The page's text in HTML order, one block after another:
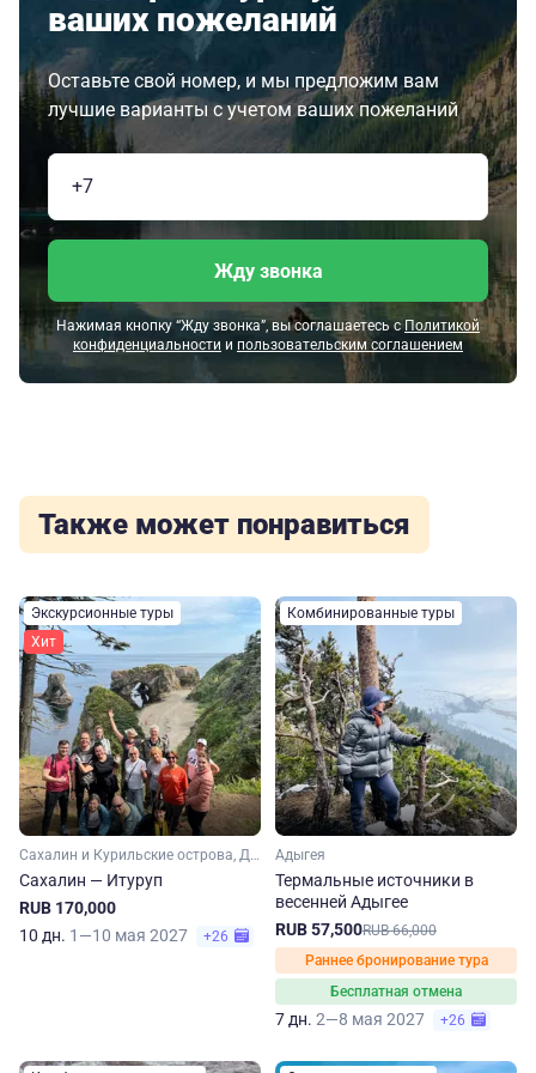
ваших пожеланий
Оставьте свой номер, и мы предложим вам
лучшие варианты с учетом ваших пожеланий
Жду звонка
Нажимая кнопку “Жду звонка”, вы соглашаетесь с Политикой
конфиденциальности и пользовательским соглашением
Также может понравиться
Экскурсионные туры
Хит
Сахалин и Курильские острова, Дальний Восток
Сахалин — Итуруп
RUB 170,000
10 дн. 1—10 мая 2027 +26
Комбинированные туры
Адыгея
Термальные источники в
весенней Адыгее
RUB 57,500RUB 66,000
Раннее бронирование тура
Бесплатная отмена
7 дн. 2—8 мая 2027 +26